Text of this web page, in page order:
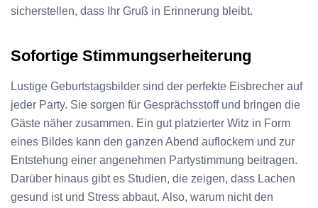
sicherstellen, dass Ihr Gruß in Erinnerung bleibt.
Sofortige Stimmungserheiterung
Lustige Geburtstagsbilder sind der perfekte Eisbrecher auf
jeder Party. Sie sorgen für Gesprächsstoff und bringen die
Gäste näher zusammen. Ein gut platzierter Witz in Form
eines Bildes kann den ganzen Abend auflockern und zur
Entstehung einer angenehmen Partystimmung beitragen.
Darüber hinaus gibt es Studien, die zeigen, dass Lachen
gesund ist und Stress abbaut. Also, warum nicht den